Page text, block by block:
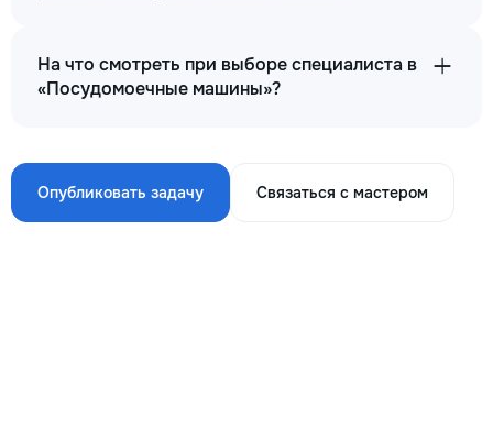
На что смотреть при выборе специалиста в
«Посудомоечные машины»?
Опубликовать задачу Связаться с мастером